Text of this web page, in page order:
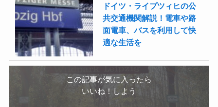
ドイツ・ライプツィヒの公
共交通機関解説！電車や路
面電車、バスを利用して快
適な生活を
この記事が気に入ったら
いいね！しよう